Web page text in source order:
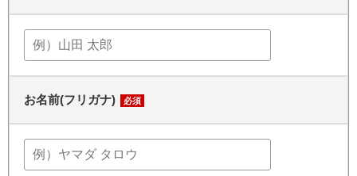
お名前(フリガナ) 必須